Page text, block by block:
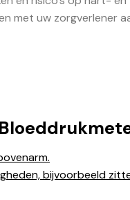
met uw zorgverlener
bijvoorbeeld